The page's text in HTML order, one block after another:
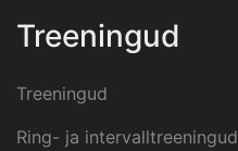
Treeningud
Treeningud
Ring- ja intervalltreeningud